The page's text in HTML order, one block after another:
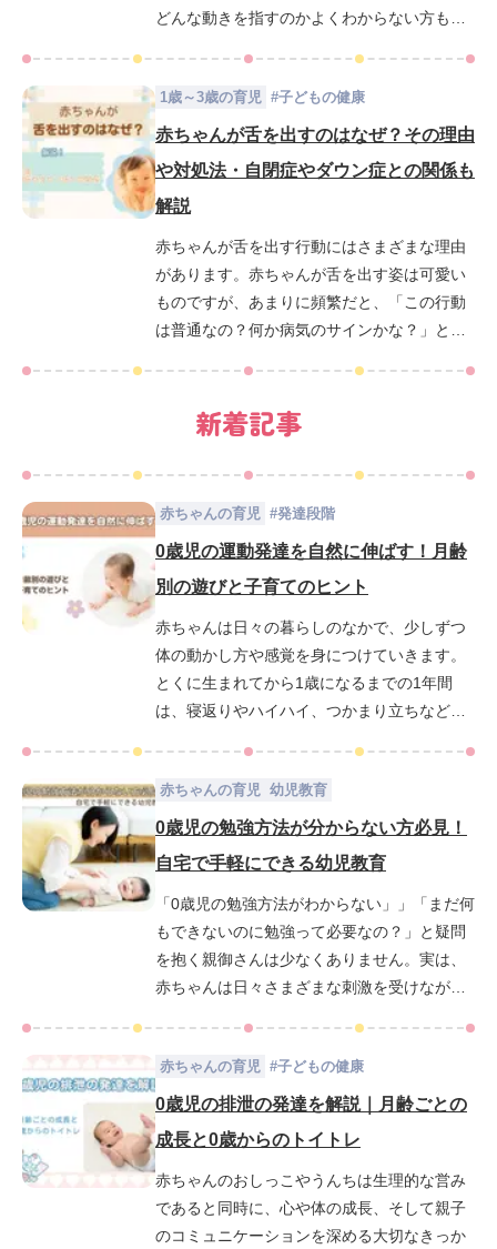
どんな動きを指すのかよくわからない方も多
種で、赤ちゃんの神経系の正常な発達を示す
基準として観察される重要な反応です。で
はどんな動きで、どんな時期に起こるのでし
ょうか。このコラムでは、「モロー反射」
「バビンスキー反射」でよくみられる動作
や、よくみられる時期、対処法などについて
解説します。
1歳～3歳の育児 #子どもの健康
赤ちゃんが舌を出すのはなぜ？その理由
や対処法・自閉症やダウン症との関係も
解説
赤ちゃんが舌を出す行動にはさまざまな理由
があります。赤ちゃんが舌を出す姿は可愛い
ものですが、あまりに頻繁だと、「この行動
は普通なの？何か病気のサインかな？」と心
に詳しく解説し、対処法や関連する健康問題
についても触れていきます。赤ちゃんの舌出
し行動についての疑問や心配を解消し、適切
長を見守っていきましょう。
新着記事
赤ちゃんの育児 #発達段階
0歳児の運動発達を自然に伸ばす！月齢
別の遊びと子育てのヒント
赤ちゃんは日々の暮らしのなかで、少しずつ
体の動かし方や感覚を身につけていきます。
とくに生まれてから1歳になるまでの1年間
は、寝返りやハイハイ、つかまり立ちなど、
齢ごとにわかりやすく解説し、それぞれの時
期に合った遊びやふれあい方のヒントをご紹
介します。発達の流れを知っておくことで、
赤ちゃんとの毎日がもっと楽しくなり、安心
して過ごせるはずです。さあ、赤ちゃんの成
長をやさしく見守るヒントを一緒に見ていき
ましょう。
赤ちゃんの育児 幼児教育
0歳児の勉強方法が分からない方必見！
自宅で手軽にできる幼児教育
「0歳児の勉強方法がわからない」」「まだ何
もできないのに勉強って必要なの？」と疑問
を抱く親御さんは少なくありません。実は、
赤ちゃんは日々さまざまな刺激を受けながら
す。この記事では、育児に戸惑うママ・パパ
に向けて0歳から始められる家庭での勉強方法
ます。親子で一緒に楽しく、学びの土台を育
んでいきましょう。
赤ちゃんの育児 #子どもの健康
0歳児の排泄の発達を解説｜月齢ごとの
成長と0歳からのトイトレ
赤ちゃんのおしっこやうんちは生理的な営み
であると同時に、心や体の成長、そして親子
のコミュニケーションを深める大切なきっか